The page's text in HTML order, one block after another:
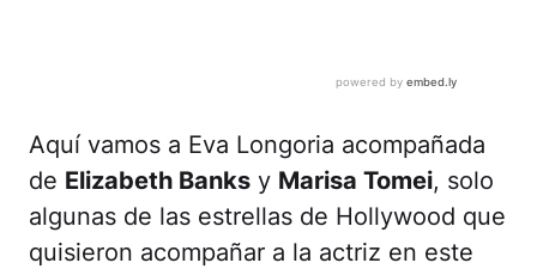
Aquí vamos a Eva Longoria acompañada
de Elizabeth Banks y Marisa Tomei, solo
algunas de las estrellas de Hollywood que
quisieron acompañar a la actriz en este